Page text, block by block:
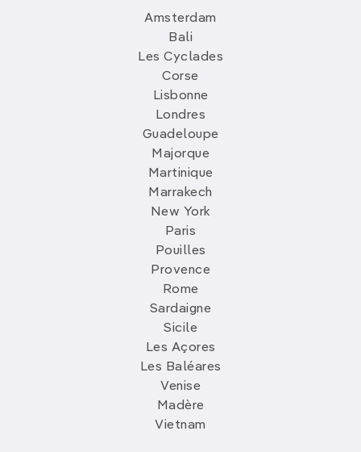
Amsterdam
Bali
Les Cyclades
Corse
Lisbonne
Londres
Guadeloupe
Majorque
Martinique
Marrakech
New York
Paris
Pouilles
Provence
Rome
Sardaigne
Sicile
Les Açores
Les Baléares
Venise
Madère
Vietnam